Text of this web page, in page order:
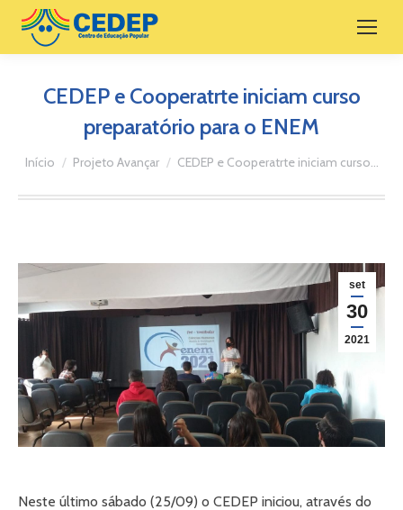
CEDEP e Cooperatrte iniciam curso
preparatório para o ENEM
Você está aqui:
Início Projeto Avançar CEDEP e Cooperatrte iniciam curso…
set
30
2021
Neste último sábado (25/09) o CEDEP iniciou, através do